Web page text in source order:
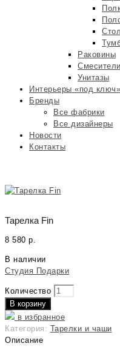
Раковины
Смесители
Унитазы
Интерьеры «под ключ»
Бренды
Все фабрики
Все дизайнеры
Новости
Контакты
Тарелка Fin
8 580 р.
В наличии
Студия Подарки
Количество
В корзину
в избранное
Категория: Тарелки и чаши
Описание